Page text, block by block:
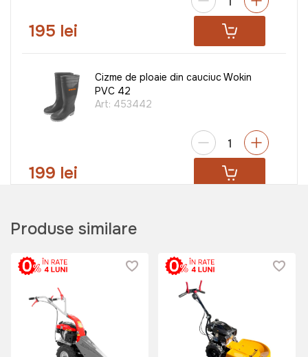
195 lei
Cizme de ploaie din cauciuc Wokin
PVC 42
Art: 453442
199 lei
Cizme de protectie din cauciuc
Wokin 43 (Industrial)
299 lei
Produse similare